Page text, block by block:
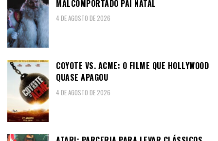
MALCOMPORTADO PAI NATAL
4 DE AGOSTO DE 2026
COYOTE VS. ACME: O FILME QUE HOLLYWOOD
QUASE APAGOU
4 DE AGOSTO DE 2026